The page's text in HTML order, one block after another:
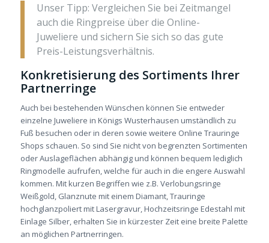
Unser Tipp: Vergleichen Sie bei Zeitmangel
auch die Ringpreise über die Online-
Juweliere und sichern Sie sich so das gute
Preis-Leistungsverhältnis.
Konkretisierung des Sortiments Ihrer
Partnerringe
Auch bei bestehenden Wünschen können Sie entweder
einzelne Juweliere in Königs Wusterhausen umständlich zu
Fuß besuchen oder in deren sowie weitere Online Trauringe
Shops schauen. So sind Sie nicht von begrenzten Sortimenten
oder Auslageflächen abhängig und können bequem lediglich
Ringmodelle aufrufen, welche für auch in die engere Auswahl
kommen. Mit kurzen Begriffen wie z.B. Verlobungsringe
Weißgold, Glanznute mit einem Diamant, Trauringe
hochglanzpoliert mit Lasergravur, Hochzeitsringe Edestahl mit
Einlage Silber, erhalten Sie in kürzester Zeit eine breite Palette
an möglichen Partnerringen.